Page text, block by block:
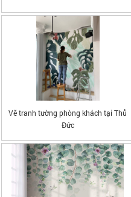
Vẽ tranh tường phòng khách tại Thủ
Đức